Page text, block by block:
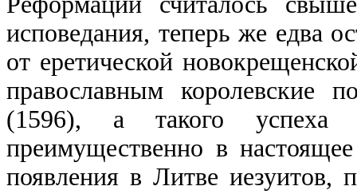
исповедания, теперь же едва
от еретической
православным королевские
(1596), а такого успеха
преимущественно в
появления в Литве иезуитов,